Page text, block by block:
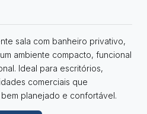
sala com banheiro privativo,
ambiente compacto, funcional
Ideal para escritórios,
comerciais que
planejado e confortável.